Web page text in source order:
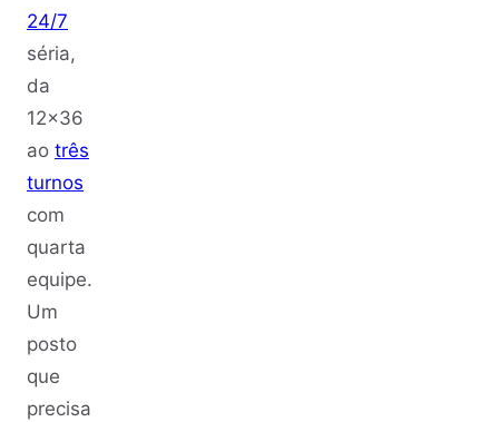
24/7
séria,
da
12x36
ao três
turnos
com
quarta
equipe.
Um
posto
que
precisa